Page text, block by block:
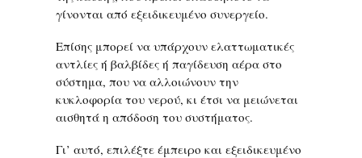
γίνονται από εξειδικευμένο συνεργείο.
Επίσης μπορεί να υπάρχουν ελαττωματικές
αντλίες ή βαλβίδες ή παγίδευση αέρα στο
σύστημα, που να αλλοιώνουν την
κυκλοφορία του νερού, κι έτσι να μειώνεται
αισθητά η απόδοση του συστήματος.
Γι’ αυτό, επιλέξτε έμπειρο και εξειδικευμένο